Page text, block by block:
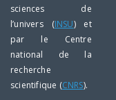
sciences de
l’univers (INSU) et
par le Centre
national de la
recherche
scientifique (CNRS).